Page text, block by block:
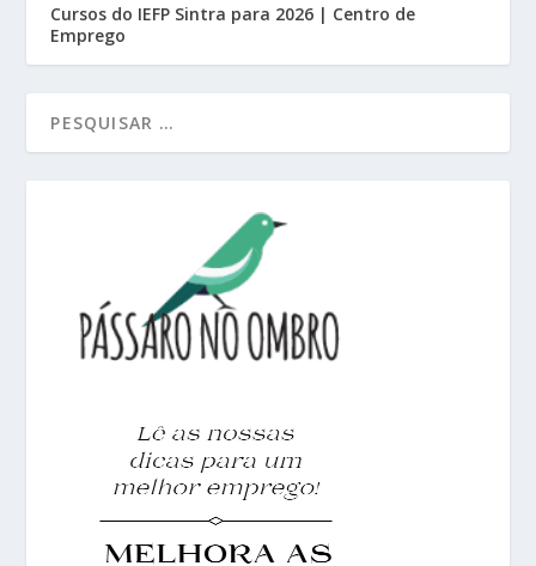
Cursos do IEFP Sintra para 2026 | Centro de
Emprego